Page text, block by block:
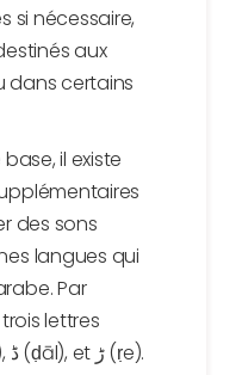
si nécessaire,
aux
dans certains
il existe
des sons
langues qui
Par
lettres
supplémentaires : ٹ (ṭe), ڈ (ḍāl), et ڑ (ṛe).